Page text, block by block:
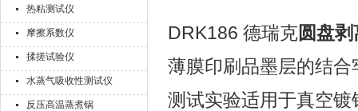
热粘测试仪
摩擦系数仪
揉搓试验仪
水蒸气吸收性测试仪
反压高温蒸煮锅
DRK186 德瑞克圆盘
薄膜印刷品墨层的结
测试实验适用于真空